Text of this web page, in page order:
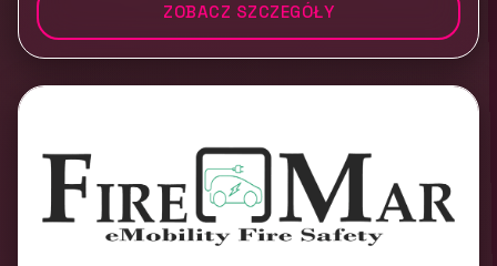
ZOBACZ SZCZEGÓŁY